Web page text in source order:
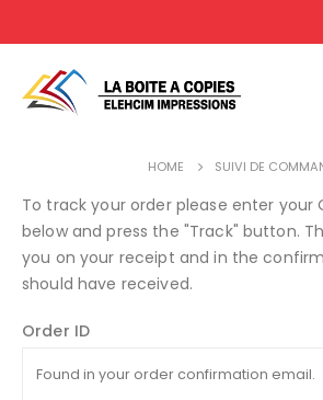
HOME SUIVI DE
To track your order please enter your
below and press the "Track" button.
you on your receipt and in the
should have received.
Order ID